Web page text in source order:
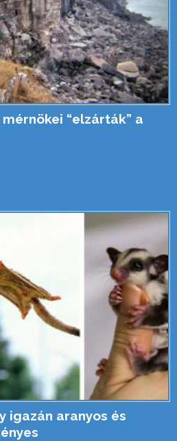
“elzárták” a
igazán aranyos és